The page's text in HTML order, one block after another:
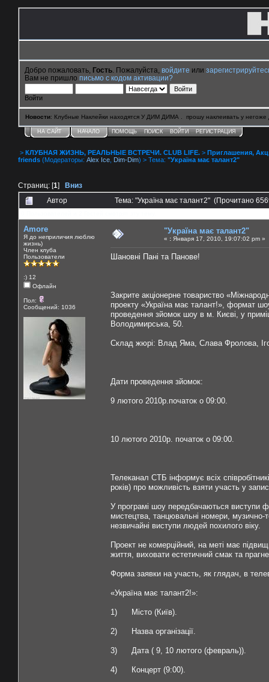
Добро пожаловать, Гость . Пожалуйста, войдите или
Вам не пришло письмо с кодом активации?
Войти
Новости: Клубные Наклейки находятся У ДИМ ДИМА . прошу наклеивать у негоже
НА САЙТ НАЧАЛО ПОМОЩЬ ПОИСК ВОЙТИ РЕГИСТРАЦИЯ
> КЛУБНАЯ ЖИЗНЬ, РЕАЛЬНЫЕ ВСТРЕЧИ. CLUB LIFE. > Приглашения,
friends (Модераторы: Alex Ice Dim-Dim) > Тема: "Україна має талант2"
Страниц: [1] Вниз
Автор
Тема: "Україна має талант2" (Прочитано
Amore
Я до неприличия люблю
жизнь)
Член клуба
Пользователи
:) 12
Офлайн
Пол:
Сообщений: 1036
"Україна має талант2"
« : Января 17, 2010, 19:07:02 pm »
Шановні Пані та Панове!
Закрите акціонерне товариство
проекту «Україна має талант!», формат
проведення зйомок шоу в м. Києві, у
Володимирська, 50.
Cклад жюрі: Влад Яма, Слава Фролова,
Дати проведення зйомок:
9 лютого 2010р.початок о 09:00.
10 лютого 2010р. початок о 09:00.
Телеканал СТБ інформує всіх
років) про можливість взяти участь у
У програмі шоу передбачаються виступи
мистецтва, танцювальні номери, музично-
незвичайні виступи людей похилого віку.
Проект не комерційний, на меті має
життя, виховати естетичний смак та
Форма заявки на участь, як глядач, в
«Україна має талант2!»:
1) Місто (Київ).
2) Назва організації.
3) Дата ( 9, 10 лютого (февраль)).
4) Концерт (9:00).